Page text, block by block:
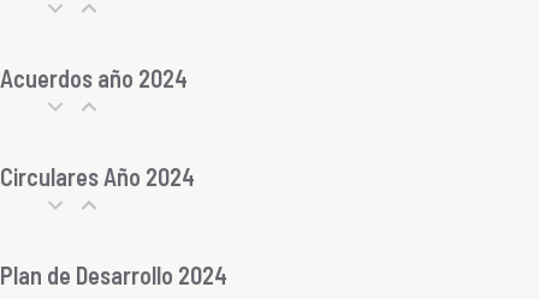
Acuerdos año 2024
Circulares Año 2024
Plan de Desarrollo 2024